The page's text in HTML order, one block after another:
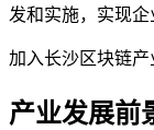
发和实施，实现企
加入长沙区块链
产业发展前